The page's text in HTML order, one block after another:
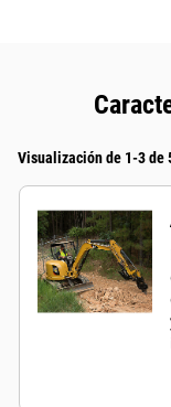
Visualización de 1-3 de